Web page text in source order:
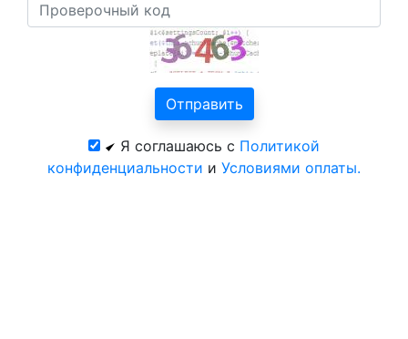
Я соглашаюсь с Политикой
конфиденциальности и Условиями оплаты.